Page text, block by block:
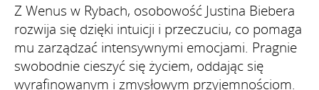
Z Wenus w Rybach, osobowość Justina Biebera
rozwija się dzięki intuicji i przeczuciu, co pomaga
mu zarządzać intensywnymi emocjami. Pragnie
swobodnie cieszyć się życiem, oddając się
wyrafinowanym i zmysłowym przyjemnościom.